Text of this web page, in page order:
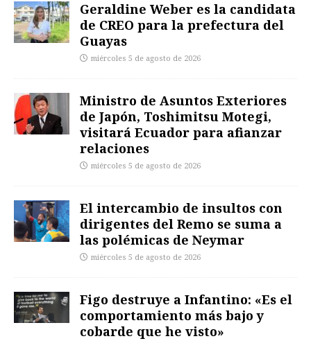
Geraldine Weber es la candidata
de CREO para la prefectura del
Guayas
miércoles 5 de agosto de 2026
Ministro de Asuntos Exteriores
de Japón, Toshimitsu Motegi,
visitará Ecuador para afianzar
relaciones
miércoles 5 de agosto de 2026
El intercambio de insultos con
dirigentes del Remo se suma a
las polémicas de Neymar
miércoles 5 de agosto de 2026
Figo destruye a Infantino: «Es el
comportamiento más bajo y
cobarde que he visto»